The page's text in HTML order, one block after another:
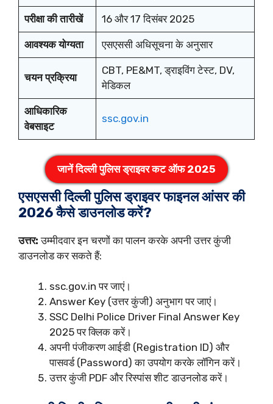
परीक्षा की तारीखें 16 और 17 दिसंबर 2025
आवश्यक योग्यता एसएससी अधिसूचना के अनुसार
चयन प्रक्रिया
CBT, PE&MT, ड्राइविंग टेस्ट, DV,
मेडिकल
आधिकारिक
वेबसाइट
ssc.gov.in
जानेंदिल्ली पुलिस ड्राइवर कट ऑफ 2025
एसएससी दिल्ली पुलिस ड्राइवर फाइनल आंसर की
2026 कैसे डाउनलोड करें?
उत्तर: उम्मीदवार इन चरणों का पालन करके अपनी उत्तर कुंजी
डाउनलोड कर सकते हैं:
ssc.gov.in पर जाएं।
Answer Key (उत्तर कुंजी) अनुभाग पर जाएं।
SSC Delhi Police Driver Final Answer Key
2025 पर क्लिक करें।
अपनी पंजीकरण आईडी (Registration ID) और
पासवर्ड (Password) का उपयोग करके लॉगिन करें।
उत्तर कुंजी PDF और रिस्पांस शीट डाउनलोड करें।